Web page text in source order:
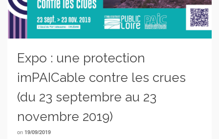
Expo : une protection
imPAICable contre les crues
(du 23 septembre au 23
novembre 2019)
on 19/09/2019